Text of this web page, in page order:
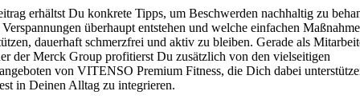
erhältst Du konkrete Tipps, um Beschwerden nachhaltig zu
überhaupt entstehen und welche einfachen
dauerhaft schmerzfrei und aktiv zu bleiben. Gerade als
der Merck Group profitierst Du zusätzlich von den vielseitigen
von VITENSO Premium Fitness, die Dich dabei
in Deinen Alltag zu integrieren.